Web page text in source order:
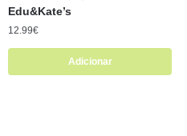
Edu&Kate’s
12.99€
Adicionar